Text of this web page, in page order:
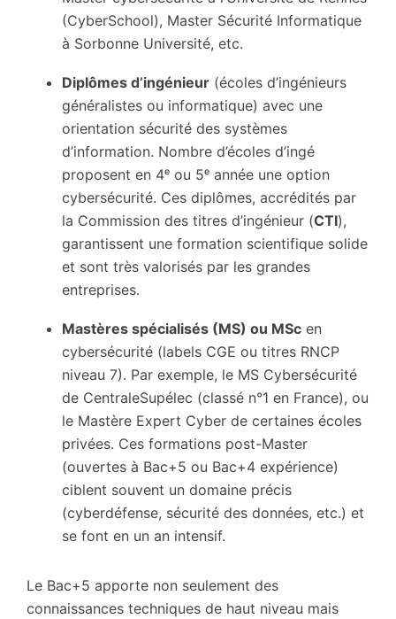
(CyberSchool), Master Sécurité Informatique
à Sorbonne Université, etc.
Diplômes d’ingénieur (écoles d’ingénieurs
généralistes ou informatique) avec une
orientation sécurité des systèmes
d’information. Nombre d’écoles d’ingé
proposent en 4ᵉ ou 5ᵉ année une option
cybersécurité. Ces diplômes, accrédités par
la Commission des titres d’ingénieur (CTI),
garantissent une formation scientifique solide
et sont très valorisés par les grandes
entreprises.
Mastères spécialisés (MS) ou MSc en
cybersécurité (labels CGE ou titres RNCP
niveau 7). Par exemple, le MS Cybersécurité
de CentraleSupélec (classé n°1 en France), ou
le Mastère Expert Cyber de certaines écoles
privées. Ces formations post-Master
(ouvertes à Bac+5 ou Bac+4 expérience)
ciblent souvent un domaine précis
(cyberdéfense, sécurité des données, etc.) et
se font en un an intensif.
Le Bac+5 apporte non seulement des
connaissances techniques de haut niveau mais